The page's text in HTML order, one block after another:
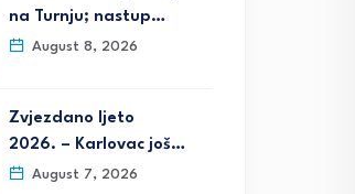
na Turnju; nastup…
August 8, 2026
Zvjezdano ljeto
2026. – Karlovac još…
August 7, 2026